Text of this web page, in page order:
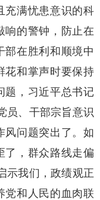
充满忧患意识的科
响的警钟，防止在
部在胜利和顺境中
花和掌声时要保持
题，习近平总书记
员、干部宗旨意识
风问题突出了。如
了，群众路线走偏
示我们，政绩观正
党和人民的血肉联